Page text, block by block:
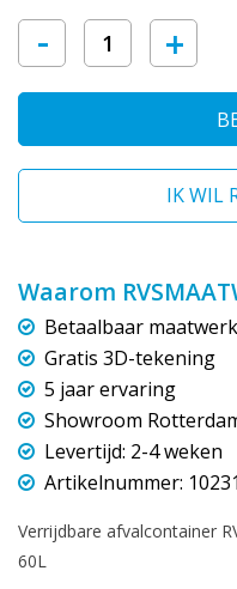
- +
IK WIL
Waarom
Betaalbaar maatwerk
Gratis 3D-tekening
5 jaar ervaring
Showroom
Levertijd: 2-4 weken
Artikelnummer:
Verrijdbare afvalcontainer
60L